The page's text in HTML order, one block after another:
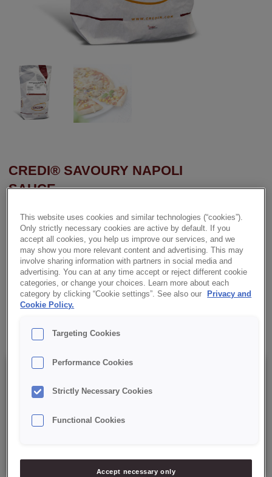
CREDI® SAVOURY NAPOLI
SAUCE
CREDI® SAVOURY ist eine italienisch inspirierte Instant-
Tomatensauce, ideal für Backwaren und Gastronomieprodukte.
Perfekt geeignet als Füllung für Mini-Pizzen, überbackene
Snacks sowie herzhafte Gebäckvariationen.
✔ RSPO-MB-Zertifizierung
Verpackung: 5 kg netto;
This website uses cookies and similar technologies (“cookies”).
Only strictly necessary cookies are active by default. If you
accept all cookies, you help us improve our services, and we
may show you more relevant content and advertising. This may
involve sharing information with partners in social media and
advertising. You can at any time accept or reject different cookie
categories, or change your choices. Learn more about each
category by clicking “Cookie settings”. See also our
Privacy and
Cookie Policy.
Targeting Cookies
Performance Cookies
Strictly Necessary Cookies
Functional Cookies
Accept necessary only